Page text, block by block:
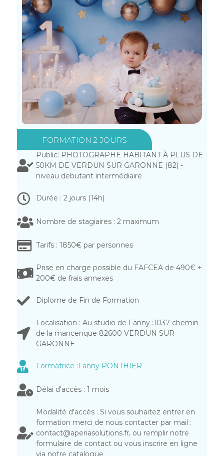
FORMATION 2 JOURS
Public: PHOTOGRAPHE HABITANT À PLUS DE
50KM DE VERDUN SUR GARONNE (82) -
niveau debutant intermédiaire
Durée : 2 jours (14h)
Nombre de stagiaires : 2 maximum
Tarifs : 1850€ par personnes
Prise en charge possible du FAFCEA de 490€ +
200€ de frais annexes
Diplome de Fin de Formation
Localisation : Au studio de Fanny :1037 chemin
de la mancenque 82600 VERDUN SUR
GARONNE
Formatrice :Fanny PONTHIER
Délai d'accès : 1 mois
Modalité d'accès : Si vous souhaitez entrer en
formation merci de nous contacter par mail :
contact@aperiasolutions.fr, ou remplir notre
formulaire de contact ou vous inscrire en ligne
via notre catalogue